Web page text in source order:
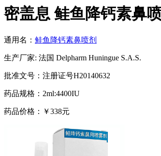
密盖息 鲑鱼降钙素鼻
通用名： 鲑鱼降钙素鼻喷剂
生产厂家: 法国 Delpharm Huningue S.A.S.
批准文号：注册证号H20140632
药品规格：2ml:4400IU
药品价格：￥338元